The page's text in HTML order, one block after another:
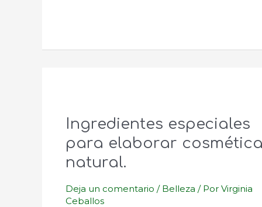
Ingredientes especiales
para elaborar
natural.
Deja un comentario / Belleza / PorVirginia
Ceballos